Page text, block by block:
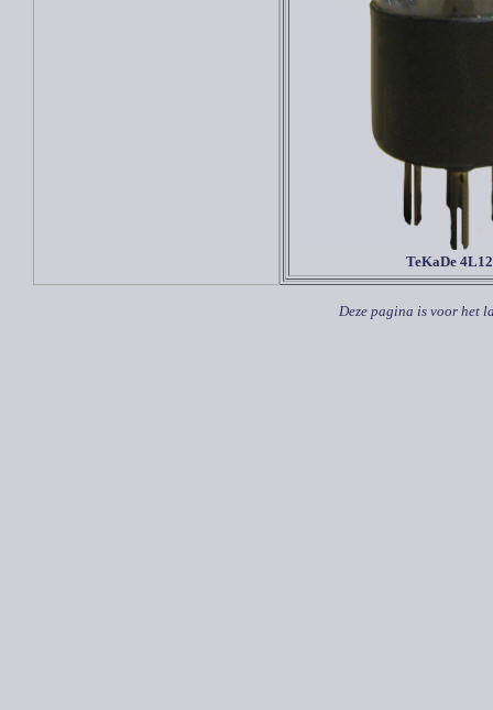
TeKaDe 4L12
Deze pagina is voor het